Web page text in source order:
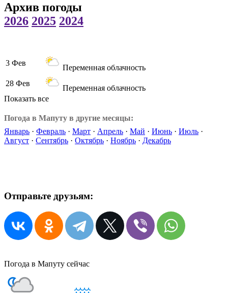
Архив погоды
2026 2025 2024
3 Фев
Переменная облачность
28 Фев
Переменная облачность
Показать все
Погода в Мапуту в другие месяцы:
Январь · Февраль · Март · Апрель · Май · Июнь · Июль ·
Август · Сентябрь · Октябрь · Ноябрь · Декабрь
Отправьте друзьям:
Погода в Мапуту сейчас